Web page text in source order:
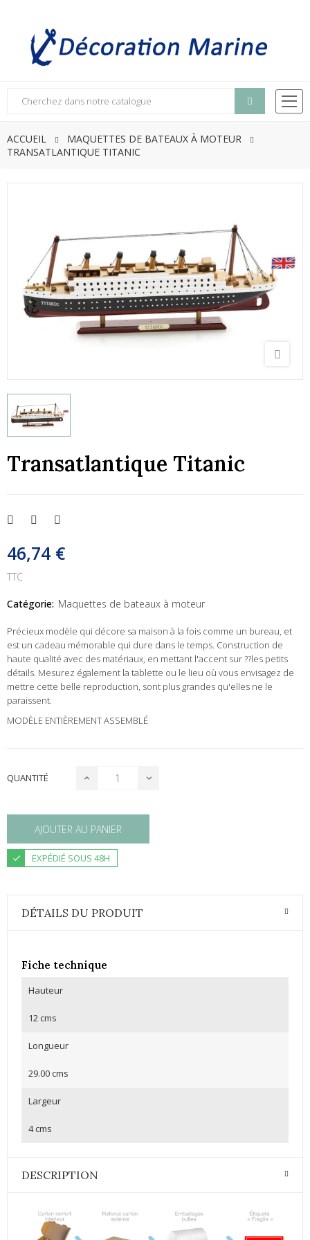
ACCUEIL
MAQUETTES DE BATEAUX À MOTEUR
TRANSATLANTIQUE TITANIC
Transatlantique Titanic
46,74 €
TTC
Catégorie: Maquettes de bateaux à moteur
Précieux modèle qui décore sa maison à la fois comme un bureau, et
est un cadeau mémorable qui dure dans le temps. Construction de
haute qualité avec des matériaux, en mettant l'accent sur ??les petits
détails. Mesurez également la tablette ou le lieu où vous envisagez de
mettre cette belle reproduction, sont plus grandes qu'elles ne le
paraissent.
MODÈLE ENTIÈREMENT ASSEMBLÉ
QUANTITÉ
AJOUTER AU PANIER
EXPÉDIÉ SOUS 48H
DÉTAILS DU PRODUIT
Fiche technique
Hauteur
12 cms
Longueur
29.00 cms
Largeur
4 cms
DESCRIPTION